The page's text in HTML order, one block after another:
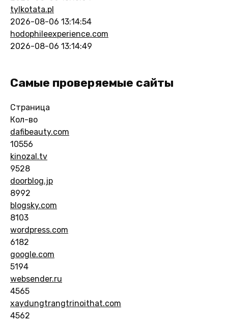
tylkotata.pl
2026-08-06 13:14:54
hodophileexperience.com
2026-08-06 13:14:49
Самые проверяемые сайты
Страница
Кол-во
dafibeauty.com
10556
kinozal.tv
9528
doorblog.jp
8992
blogsky.com
8103
wordpress.com
6182
google.com
5194
websender.ru
4565
xaydungtrangtrinoithat.com
4562